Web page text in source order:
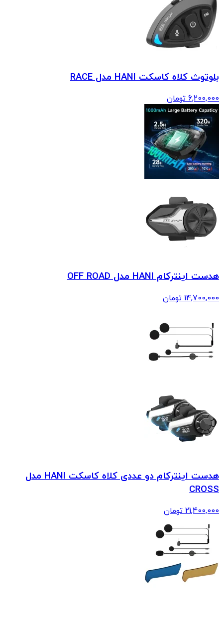
بلوتوث کلاه کاسکت HANI مدل RACE
6,200,000 تومان
هدست اینترکام HANI مدل OFF ROAD
14,700,000 تومان
هدست اینترکام دو عددی کلاه کاسکت HANI مدل
CROSS
21,400,000 تومان